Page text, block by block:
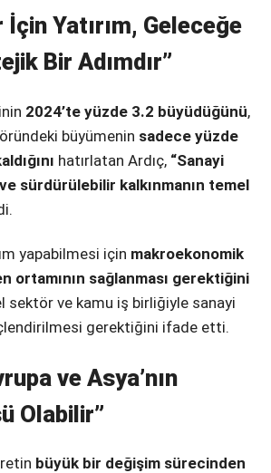
İçin Yatırım, Geleceğe
Bir Adımdır”
2024’te yüzde 3.2 büyüdüğünü,
büyümenin sadece yüzde
hatırlatan Ardıç, “Sanayi
sürdürülebilir kalkınmanın temel
yapabilmesi için makroekonomik
ortamının sağlanması gerektiğini
sektör ve kamu iş birliğiyle sanayi
gerektiğini ifade etti.
ve Asya’nın
Olabilir”
büyük bir değişim sürecinden